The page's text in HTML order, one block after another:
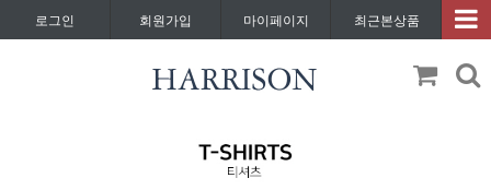
로그인 회원가입 마이페이지 최근본상품